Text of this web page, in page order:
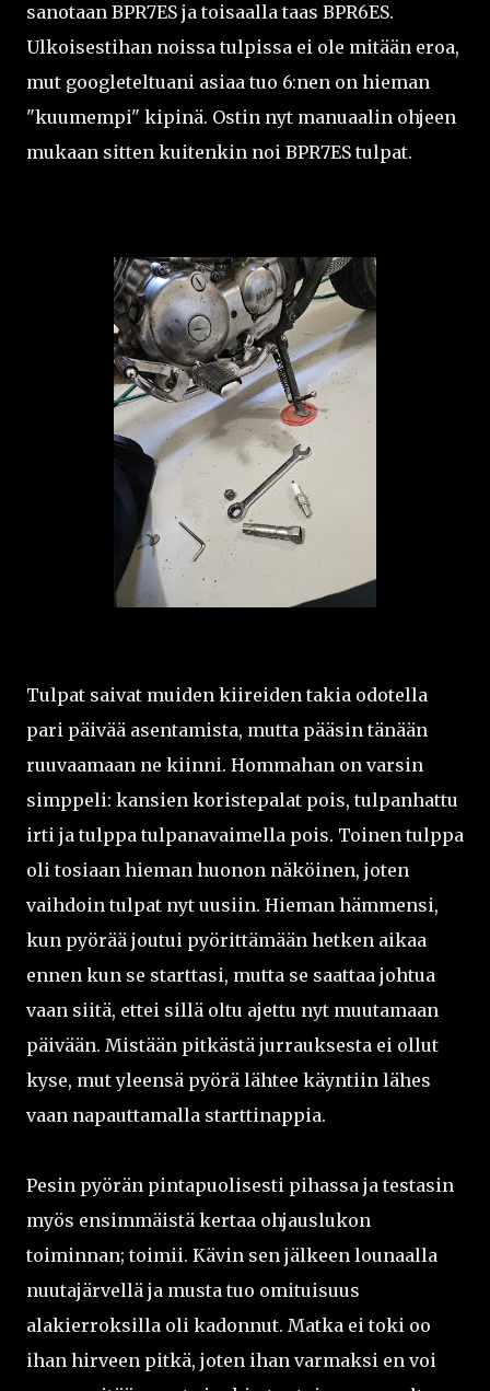
sanotaan BPR7ES ja toisaalla taas BPR6ES.
Ulkoisestihan noissa tulpissa ei ole mitään eroa,
mut googleteltuani asiaa tuo 6:nen on hieman
"kuumempi" kipinä. Ostin nyt manuaalin ohjeen
mukaan sitten kuitenkin noi BPR7ES tulpat.
Tulpat saivat muiden kiireiden takia odotella
pari päivää asentamista, mutta pääsin tänään
ruuvaamaan ne kiinni. Hommahan on varsin
simppeli: kansien koristepalat pois, tulpanhattu
irti ja tulppa tulpanavaimella pois. Toinen tulppa
oli tosiaan hieman huonon näköinen, joten
vaihdoin tulpat nyt uusiin. Hieman hämmensi,
kun pyörää joutui pyörittämään hetken aikaa
ennen kun se starttasi, mutta se saattaa johtua
vaan siitä, ettei sillä oltu ajettu nyt muutamaan
päivään. Mistään pitkästä jurrauksesta ei ollut
kyse, mut yleensä pyörä lähtee käyntiin lähes
vaan napauttamalla starttinappia.
Pesin pyörän pintapuolisesti pihassa ja testasin
myös ensimmäistä kertaa ohjauslukon
toiminnan; toimii. Kävin sen jälkeen lounaalla
nuutajärvellä ja musta tuo omituisuus
alakierroksilla oli kadonnut. Matka ei toki oo
ihan hirveen pitkä, joten ihan varmaksi en voi